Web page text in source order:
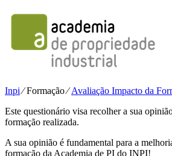
Inpi⁄Formação⁄Avaliação Impacto da
Este questionário visa recolher a sua
formação realizada.
A sua opinião é fundamental para a
formação da Academia de PI do INPI!